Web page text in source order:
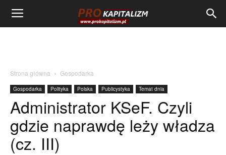
Strona główna Gospodarka
Gospodarka Polityka Polska Publicystyka Temat dnia
Administrator KSeF. Czyli
gdzie naprawdę leży władza
(cz. III)